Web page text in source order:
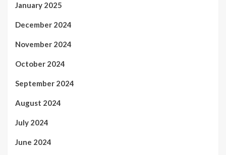
January 2025
December 2024
November 2024
October 2024
September 2024
August 2024
July 2024
June 2024